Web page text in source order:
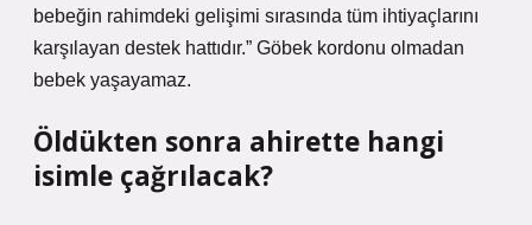
bebeğin rahimdeki gelişimi sırasında tüm ihtiyaçlarını
karşılayan destek hattıdır.” Göbek kordonu olmadan
bebek yaşayamaz.
Öldükten sonra ahirette hangi
isimle çağrılacak?